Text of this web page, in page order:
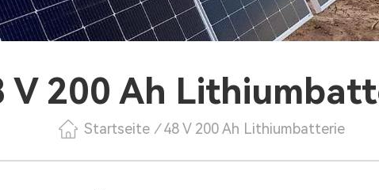
V 200 Ah
Startseite / 48 V 200 Ah Lithiumbatterie